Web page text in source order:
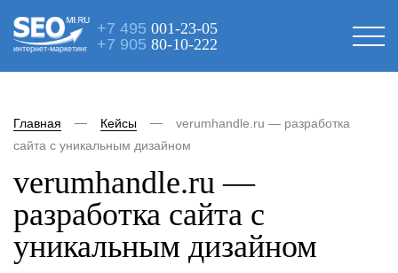
интернет-маркетинг
+7 495 001-23-05
+7 905 80-10-222
Главная Кейсы
verumhandle.ru — разработка
сайта с уникальным дизайном
verumhandle.ru —
разработка сайта с
уникальным дизайном